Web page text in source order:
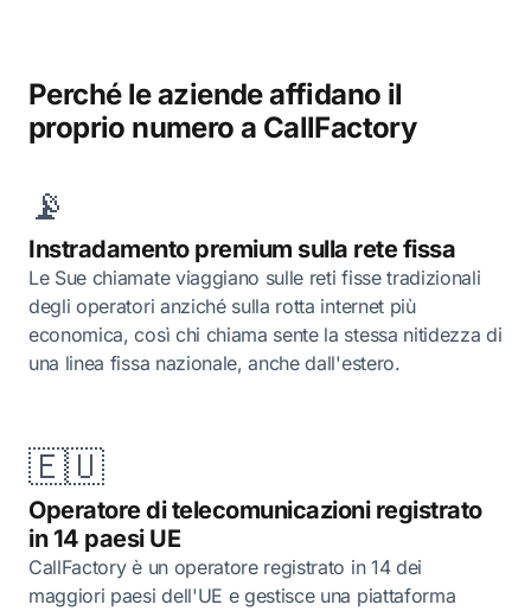
Perché le aziende affidano il
proprio numero a CallFactory
📡
Instradamento premium sulla rete fissa
Le Sue chiamate viaggiano sulle reti fisse tradizionali
degli operatori anziché sulla rotta internet più
economica, così chi chiama sente la stessa nitidezza di
una linea fissa nazionale, anche dall'estero.
🇪🇺
Operatore di telecomunicazioni registrato
in 14 paesi UE
CallFactory è un operatore registrato in 14 dei
maggiori paesi dell'UE e gestisce una piattaforma